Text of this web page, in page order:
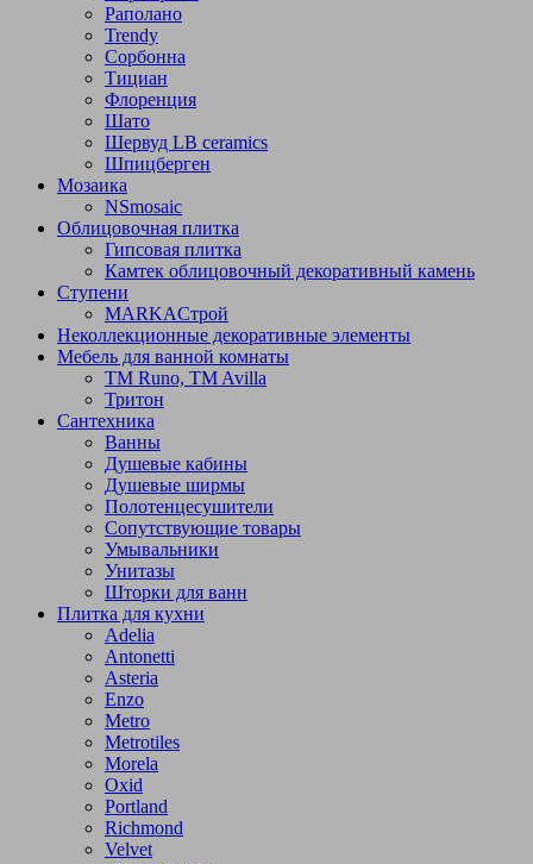
Раполано
Trendy
Сорбонна
Тициан
Флоренция
Шато
Шервуд LB ceramics
Шпицберген
Мозаика
NSmosaic
Облицовочная плитка
Гипсовая плитка
Камтек облицовочный декоративный камень
Ступени
МARKAСтрой
Неколлекционные декоративные элементы
Мебель для ванной комнаты
TM Runo, TM Avilla
Тритон
Сантехника
Ванны
Душевые кабины
Душевые ширмы
Полотенцесушители
Сопутствующие товары
Умывальники
Унитазы
Шторки для ванн
Плитка для кухни
Adelia
Antonetti
Asteria
Enzo
Metro
Metrotiles
Morela
Oxid
Portland
Richmond
Velvet